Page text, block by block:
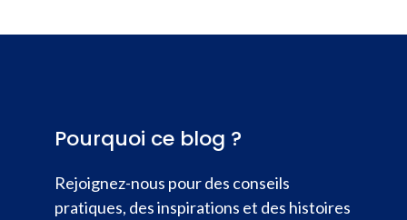
Pourquoi ce blog ?
Rejoignez-nous pour des conseils
pratiques, des inspirations et des histoires